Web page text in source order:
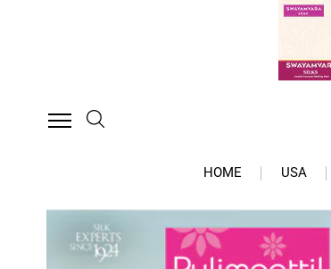
HOME USA